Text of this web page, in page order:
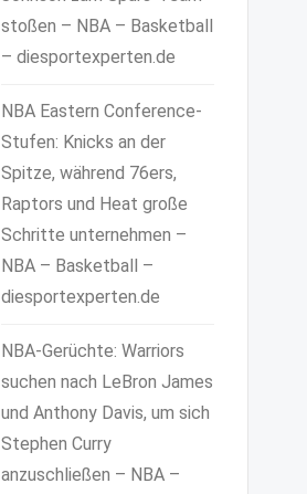
stoßen – NBA – Basketball
– diesportexperten.de
NBA Eastern Conference-
Stufen: Knicks an der
Spitze, während 76ers,
Raptors und Heat große
Schritte unternehmen –
NBA – Basketball –
diesportexperten.de
NBA-Gerüchte: Warriors
suchen nach LeBron James
und Anthony Davis, um sich
Stephen Curry
anzuschließen – NBA –